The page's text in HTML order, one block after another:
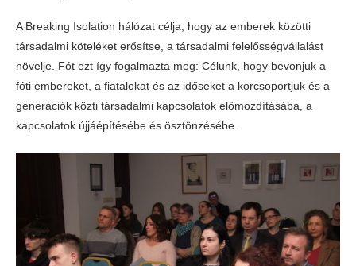
A Breaking Isolation hálózat célja, hogy az emberek közötti
társadalmi köteléket erősítse, a társadalmi felelősségvállalást
növelje. Fót ezt így fogalmazta meg: Célunk, hogy bevonjuk a
fóti embereket, a fiatalokat és az időseket a korcsoportjuk és a
generációk közti társadalmi kapcsolatok előmozdításába, a
kapcsolatok újjáépítésébe és ösztönzésébe.